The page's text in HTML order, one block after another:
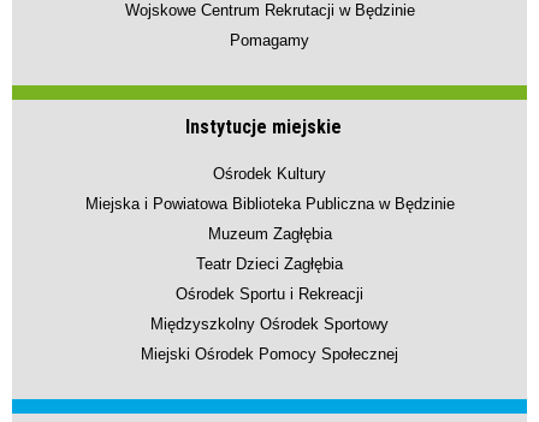
Wojskowe Centrum Rekrutacji w Będzinie
Pomagamy
Instytucje miejskie
Ośrodek Kultury
Miejska i Powiatowa Biblioteka Publiczna w Będzinie
Muzeum Zagłębia
Teatr Dzieci Zagłębia
Ośrodek Sportu i Rekreacji
Międzyszkolny Ośrodek Sportowy
Miejski Ośrodek Pomocy Społecznej